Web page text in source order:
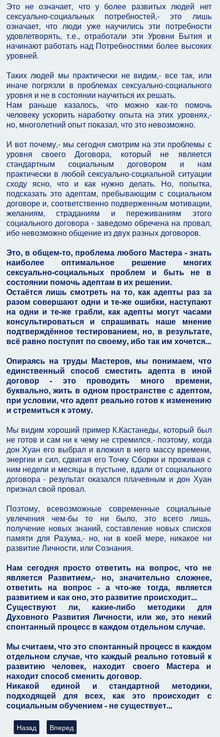
Это не означает, что у более развитых людей нет
сексуально-социальных потребностей,- это лишь
означает, что люди уже научились эти потребности
удовлетворять, т.е., отработали эти Уровни Бытия и
начинают работать над Потребностями более высоких
уровней.
Таких людей мы практически не видим,- все так, или
иначе погрязли в проблемах сексуально-социального
уровня и не в состоянии научиться их решать.
Нам раньше казалось, что можно как-то помочь
человеку ускорить наработку опыта на этих уровнях,-
но, многолетний опыт показал, что это невозможно.
И вот почему,- мы сегодня смотрим на эти проблемы с
уровня своего Договора, который не является
стандартным социальным договором и нам
практически в любой сексуально-социальной ситуации
сходу ясно, что и как нужно делать. Но, попытка,
подсказать это адептам, пребывающим с социальном
договоре и, соответственно подверженным мотивации,
желаниям, страданиям и переживаниям этого
социального договора - заведомо обречена на провал,
ибо невозможно общение из двух разных договоров.
Это, в общем-то, проблема любого Мастера - знать
наиболее оптимальное решение многих
сексуально-социальных проблем и быть не в
состоянии помочь адептам в их решении.
Остаётся лишь смотреть на то, как адепты раз за
разом совершают одни и те-же ошибки, наступают
на одни и те-же грабли, как адепты могут часами
консультироваться и спрашивать наше мнение
подтверждённое тестированием, но, в результате,
всё равно поступят по своему, ибо так им хочется...
Опираясь на труды Мастеров, мы понимаем, что
единственный способ сместить адепта в иной
договор - это проводить много времени,
буквально, жить в одном пространстве с адептом,
при условии, что адепт реально готов к изменению
и стремиться к этому.
Мы видим хороший пример К.Кастанеды, который был
не готов и сам ни к чему не стремился.- поэтому, когда
дон Хуан его выбрал и вложил в него массу времени,
энергии и сил, сдвигая его Точку Сборки и проживая с
ним недели и месяцы в пустыне, вдали от социального
договора - результат оказался плачевным и дон Хуан
признал свой провал.
Поэтому, всевозможные современные социальные
увлечения чем-бы то ни было, это всего лишь,
получение новых знаний, составление новых списков
памяти для Разума,- но, ни в коей мере, никакое ни
развитие Личности, или Сознания.
Нам сегодня просто ответить на вопрос, что не
является Развитием,- но, значительно сложнее,
ответить на вопрос - а что-же тогда, является
развитием и как оно, это развитие происходит...
Существуют ли, какие-либо методики для
Духовного Развития Личности, или же, это некий
спонтанный процесс в каждом отдельном случае.
Мы считаем, что это спонтанный процесс в каждом
отдельном случае, что каждый реально готовый к
развитию человек, находит своего Мастера и
находит способ сменить договор.
Никакой единой и стандартной методики,
подходящей для всех, как это происходит с
социальным обучением - не существует...
Предыдущий: Глава: Поговорим о Построении Отношений
Назад Следующий: Глава: Как мы понимаем - что такое
Вперед